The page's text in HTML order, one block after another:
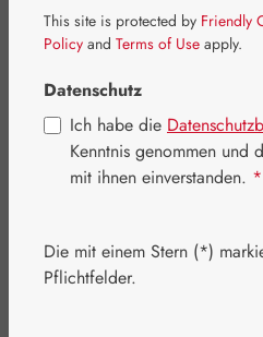
Regulärer Preis:
25,00 €
Inhalt:0.02 Kilogramm
This site is protected by Friendly
Policy and Terms of Use apply.
Datenschutz
Ich habe die
Kenntnis genommen und
mit ihnen einverstanden. *
Die mit einem Stern (*)
Pflichtfelder.